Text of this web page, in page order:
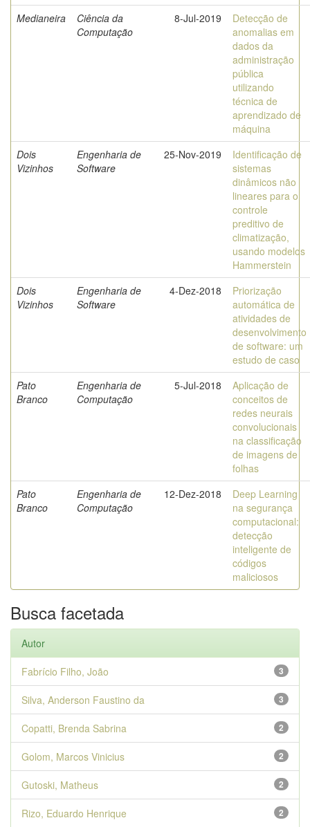
Medianeira
Ciência da
Computação
8-Jul-2019
Detecção de
anomalias em
dados da
administração
pública
utilizando
técnica de
aprendizado de
máquina
Dois
Vizinhos
Engenharia de
Software
25-Nov-2019
Identificação de
sistemas
dinâmicos não
lineares para o
controle
preditivo de
climatização,
usando modelos
Hammerstein
Dois
Vizinhos
Engenharia de
Software
4-Dez-2018
Priorização
automática de
atividades de
desenvolvimento
de software: um
estudo de caso
Pato
Branco
Engenharia de
Computação
5-Jul-2018
Aplicação de
conceitos de
redes neurais
convolucionais
na classificação
de imagens de
folhas
Pato
Branco
Engenharia de
Computação
12-Dez-2018
Deep Learning
na segurança
computacional:
detecção
inteligente de
códigos
maliciosos
Busca facetada
Autor
3
Fabrício Filho, João
3
Silva, Anderson Faustino da
2
Copatti, Brenda Sabrina
2
Golom, Marcos Vinicius
2
Gutoski, Matheus
2
Rizo, Eduardo Henrique